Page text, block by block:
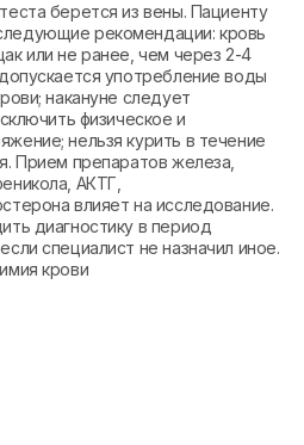
берется из вены. Пациенту
рекомендации: кровь
или не ранее, чем через 2-4
употребление воды
накануне следует
физическое и
нельзя курить в течение
Прием препаратов железа,
АКТГ,
влияет на исследование.
диагностику в период
специалист не назначил иное.
крови